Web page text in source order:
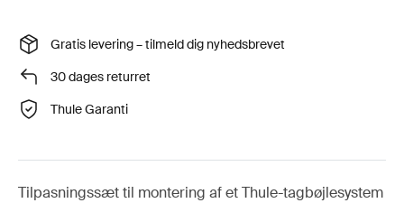
Gratis levering – tilmeld dig nyhedsbrevet
30 dages returret
Thule Garanti
Tilpasningssæt til montering af et Thule-tagbøjlesystem